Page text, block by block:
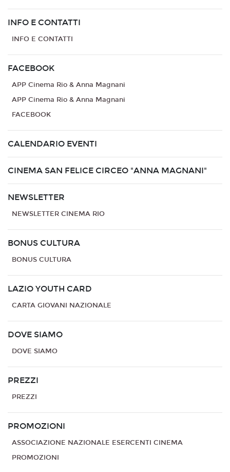
INFO E CONTATTI
INFO E CONTATTI
FACEBOOK
APP Cinema Rio & Anna Magnani
APP Cinema Rio & Anna Magnani
FACEBOOK
CALENDARIO EVENTI
CINEMA SAN FELICE CIRCEO "ANNA MAGNANI"
NEWSLETTER
NEWSLETTER CINEMA RIO
BONUS CULTURA
BONUS CULTURA
LAZIO YOUTH CARD
CARTA GIOVANI NAZIONALE
DOVE SIAMO
DOVE SIAMO
PREZZI
PREZZI
PROMOZIONI
ASSOCIAZIONE NAZIONALE ESERCENTI CINEMA
PROMOZIONI